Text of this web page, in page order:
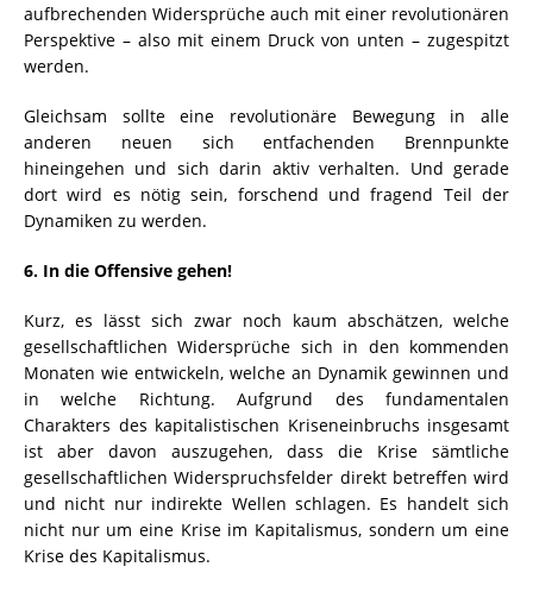
aufbrechenden Widersprüche auch mit einer revolutionären
Perspektive – also mit einem Druck von unten – zugespitzt
werden.
Gleichsam sollte eine revolutionäre Bewegung in alle
anderen neuen sich entfachenden Brennpunkte
hineingehen und sich darin aktiv verhalten. Und gerade
dort wird es nötig sein, forschend und fragend Teil der
Dynamiken zu werden.
6. In die Offensive gehen!
Kurz, es lässt sich zwar noch kaum abschätzen, welche
gesellschaftlichen Widersprüche sich in den kommenden
Monaten wie entwickeln, welche an Dynamik gewinnen und
in welche Richtung. Aufgrund des fundamentalen
Charakters des kapitalistischen Kriseneinbruchs insgesamt
ist aber davon auszugehen, dass die Krise sämtliche
gesellschaftlichen Widerspruchsfelder direkt betreffen wird
und nicht nur indirekte Wellen schlagen. Es handelt sich
nicht nur um eine Krise im Kapitalismus, sondern um eine
Krise des Kapitalismus.